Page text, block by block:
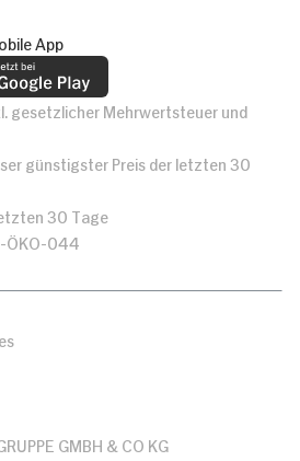
App
gesetzlicher Mehrwertsteuer und
günstigster Preis der letzten 30
30 Tage
ÖKO-044
GMBH & CO KG